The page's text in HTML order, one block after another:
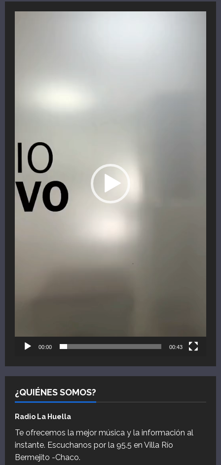
00:00 00:43
¿QUIÉNES SOMOS?
Radio La Huella
Te ofrecemos la mejor música y la información al
instante. Escuchanos por la 95.5 en Villa Río
Bermejito -Chaco.